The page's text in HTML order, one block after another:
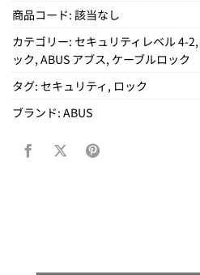
商品コード: 該当なし
カテゴリー: セキュリティレベル 4-2,
ック, ABUS アブス, ケーブルロック
タグ: セキュリティ , ロック
ブランド: ABUS